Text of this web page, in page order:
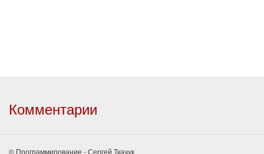
Комментарии
© Программирование - Сергей Ткачук